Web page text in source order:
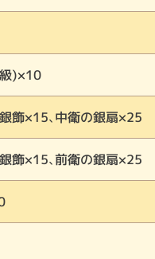
)×10
飾×15、中衛の銀扇×25
飾×15、前衛の銀扇×25